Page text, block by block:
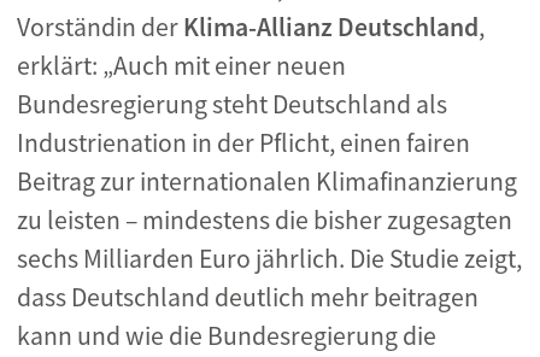
Vorständin derKlima-Allianz Deutschland,
erklärt: „Auch mit einer neuen
Bundesregierung steht Deutschland als
Industrienation in der Pflicht, einen fairen
Beitrag zur internationalen Klimafinanzierung
zu leisten – mindestens die bisher zugesagten
sechs Milliarden Euro jährlich. Die Studie zeigt,
dass Deutschland deutlich mehr beitragen
kann und wie die Bundesregierung die